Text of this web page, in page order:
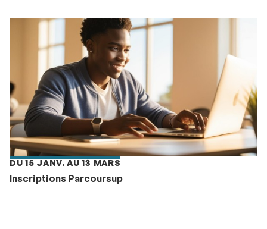
DU 15 JANV. AU 13 MARS
Inscriptions Parcoursup